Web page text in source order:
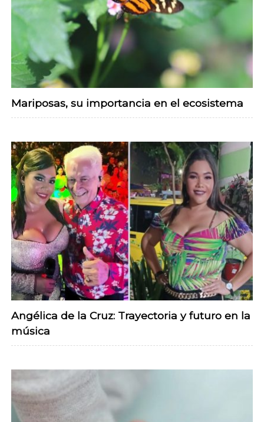
Mariposas, su importancia en el ecosistema
Angélica de la Cruz: Trayectoria y futuro en la
música